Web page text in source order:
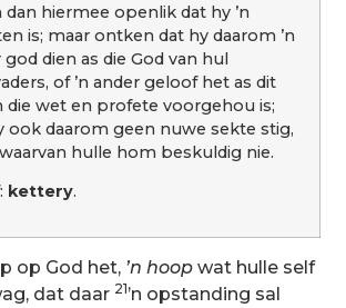
dan hiermee openlik dat hy ’n
is; maar ontken dat hy daarom ’n
god dien as die God van hul
of ’n ander geloof het as dit
die wet en profete voorgehou is;
ook daarom geen nuwe sekte stig,
hulle hom beskuldig nie.
kettery.
op God het, ’n hoopwat hulle self
dat daar 21’n opstanding sal